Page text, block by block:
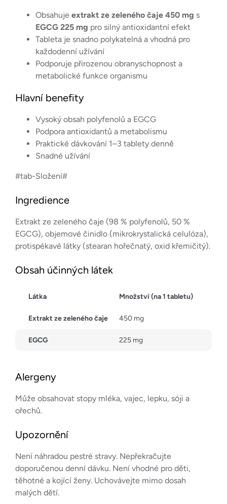
Obsahuje extrakt ze zeleného čaje 450 mg s
EGCG 225 mg pro silný antioxidantní efekt
Tableta je snadno polykatelná a vhodná pro
každodenní užívání
Podporuje přirozenou obranyschopnost a
metabolické funkce organismu
Hlavní benefity
Vysoký obsah polyfenolů a EGCG
Podpora antioxidantů a metabolismu
Praktické dávkování 1–3 tablety denně
Snadné užívání
#tab-Složení#
Ingredience
Extrakt ze zeleného čaje (98 % polyfenolů, 50 %
EGCG), objemové činidlo (mikrokrystalická celulóza),
protispékavé látky (stearan hořečnatý, oxid křemičitý).
Obsah účinných látek
Látka Množství (na 1 tabletu)
Extrakt ze zeleného čaje 450 mg
EGCG 225 mg
Alergeny
Může obsahovat stopy mléka, vajec, lepku, sóji a
ořechů.
Upozornění
Není náhradou pestré stravy. Nepřekračujte
doporučenou denní dávku. Není vhodné pro děti,
těhotné a kojící ženy. Uchovávejte mimo dosah
malých dětí.